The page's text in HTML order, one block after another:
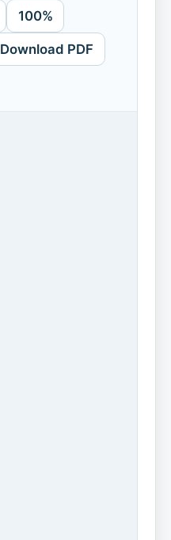
100%
Download PDF